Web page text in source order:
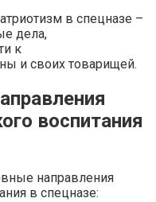
в спецназе –
дела,
к
и своих товарищей.
воспитания
направления
в спецназе: